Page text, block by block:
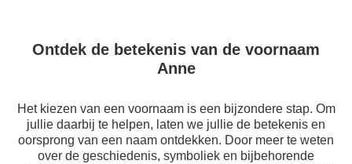
Ontdek de betekenis van de voornaam
Anne
Het kiezen van een voornaam is een bijzondere stap. Om
jullie daarbij te helpen, laten we jullie de betekenis en
oorsprong van een naam ontdekken. Door meer te weten
over de geschiedenis, symboliek en bijbehorende